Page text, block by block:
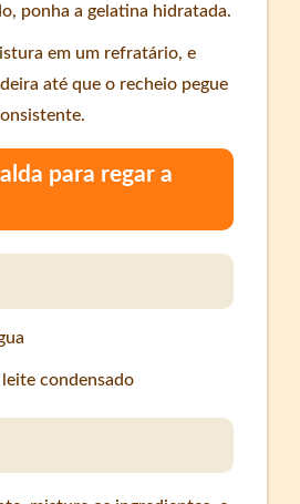
ponha a gelatina hidratada.
em um refratário, e
até que o recheio pegue
para regar a
condensado